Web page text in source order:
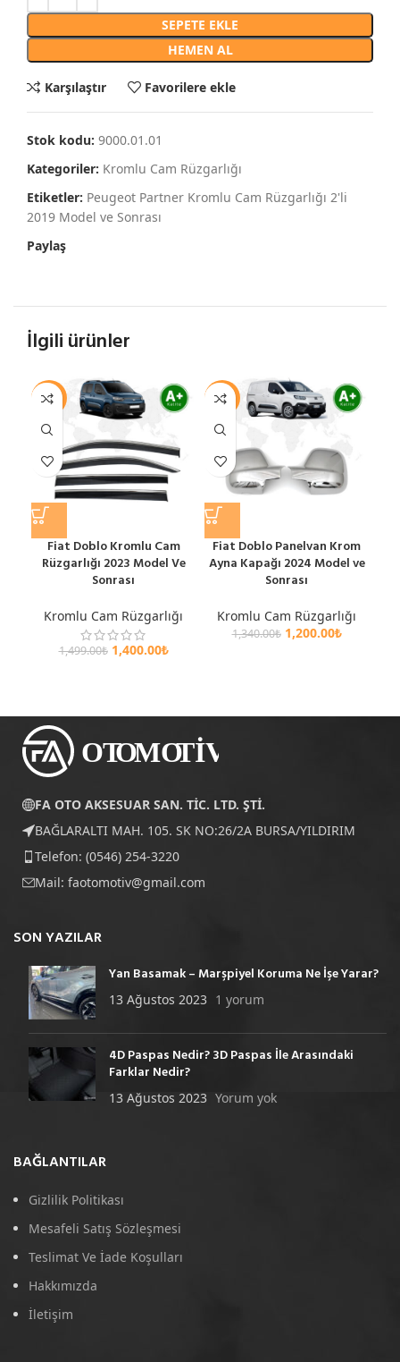
SEPETE EKLE
HEMEN AL
Karşılaştır Favorilere ekle
Stok kodu: 9000.01.01
Kategoriler: Kromlu Cam Rüzgarlığı
Etiketler: Peugeot Partner Kromlu Cam Rüzgarlığı 2'li
2019 Model ve Sonrası
Paylaş
İlgili ürünler
-7%
Fiat Doblo Kromlu Cam
Rüzgarlığı 2023 Model Ve
Sonrası
Kromlu Cam Rüzgarlığı
1,499.00₺ 1,400.00₺
-10%
Fiat Doblo Panelvan Krom
Ayna Kapağı 2024 Model ve
Sonrası
Kromlu Cam Rüzgarlığı
1,340.00₺ 1,200.00₺
FA OTO AKSESUAR SAN. TİC. LTD. ŞTİ.
BAĞLARALTI MAH. 105. SK NO:26/2A BURSA/YILDIRIM
Telefon: (0546) 254-3220
Mail: faotomotiv@gmail.com
SON YAZILAR
Yan Basamak – Marşpiyel Koruma Ne İşe Yarar?
13 Ağustos 2023 1 yorum
4D Paspas Nedir? 3D Paspas İle Arasındaki
Farklar Nedir?
13 Ağustos 2023 Yorum yok
BAĞLANTILAR
Gizlilik Politikası
Mesafeli Satış Sözleşmesi
Teslimat Ve İade Koşulları
Hakkımızda
İletişim